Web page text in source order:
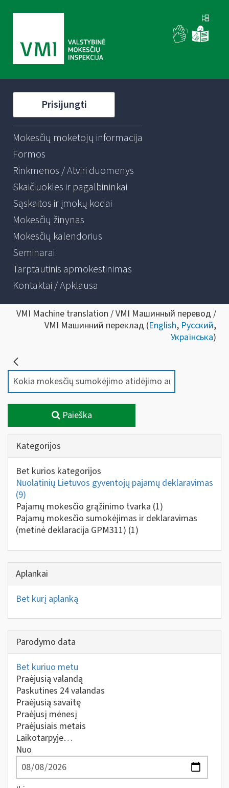
Prisijungti
Mokesčių mokėtojų informacija
Formos
Rinkmenos / Atviri duomenys
Skaičiuoklės ir pagalbininkai
Sąskaitos ir įmokų kodai
Mokesčių žinynas
Mokesčių kalendorius
Seminarai
Tarptautinis apmokestinimas
Kontaktai / Apklausa
VMI Machine translation / VMI Машинный перевод /
VMI Машинний переклад (English, Русский,
Українська)
Paieška
Kategorijos
Bet kurios kategorijos
Nuolatinių Lietuvos gyventojų pajamų deklaravimas
(9)
Pajamų mokesčio grąžinimo tvarka (1)
Pajamų mokesčio sumokėjimas ir deklaravimas
(metinė deklaracija GPM311) (1)
Aplankai
Bet kurį aplanką
Parodymo data
Bet kuriuo metu
Praėjusią valandą
Paskutines 24 valandas
Praėjusią savaitę
Praėjusį mėnesį
Praėjusiais metais
Laikotarpyje…
Nuo